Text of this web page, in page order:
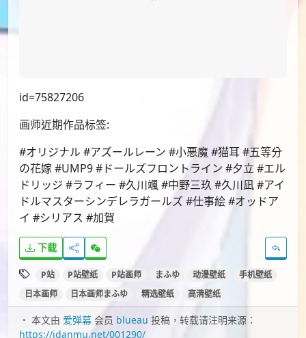
id=75827206
画师近期作品标签:
#オリジナル #アズールレーン #小悪魔 #猫耳 #五等分
の花嫁 #UMP9 #ドールズフロントライン #夕立 #エル
ドリッジ #ラフィー #久川颯 #中野三玖 #久川凪 #アイ
ドルマスターシンデレラガールズ #仕事絵 #オッドア
イ #シリアス #加賀
下载
P站 P站壁纸 P站画师 まふゆ 动漫壁纸
手机壁纸
日本画师
日本画师まふゆ 精选壁纸 高清壁纸
本文由 爱弹幕 会员 blueau 投稿，转载请注明来源：
https://idanmu.net/001290/